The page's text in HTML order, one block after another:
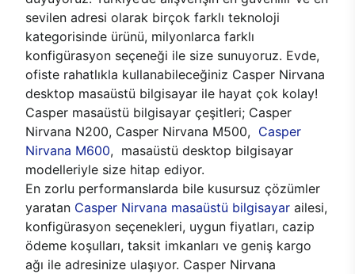
sevilen adresi olarak birçok farklı teknoloji
kategorisinde ürünü, milyonlarca farklı
konfigürasyon seçeneği ile size sunuyoruz. Evde,
ofiste rahatlıkla kullanabileceğiniz Casper Nirvana
desktop masaüstü bilgisayar ile hayat çok kolay!
Casper masaüstü bilgisayar çeşitleri; Casper
Nirvana N200, Casper Nirvana M500, Casper
Nirvana M600, masaüstü desktop bilgisayar
modelleriyle size hitap ediyor.
En zorlu performanslarda bile kusursuz çözümler
yaratan Casper Nirvana masaüstü bilgisayar ailesi,
konfigürasyon seçenekleri, uygun fiyatları, cazip
ödeme koşulları, taksit imkanları ve geniş kargo
ağı ile adresinize ulaşıyor. Casper Nirvana